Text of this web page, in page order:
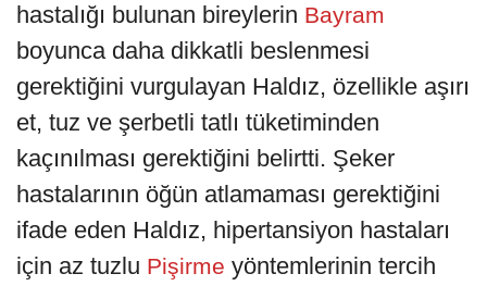
hastalığı bulunan bireylerin Bayram
boyunca daha dikkatli beslenmesi
gerektiğini vurgulayan Haldız, özellikle aşırı
et, tuz ve şerbetli tatlı tüketiminden
kaçınılması gerektiğini belirtti. Şeker
hastalarının öğün atlamaması gerektiğini
ifade eden Haldız, hipertansiyon hastaları
için az tuzlu Pişirme yöntemlerinin tercih